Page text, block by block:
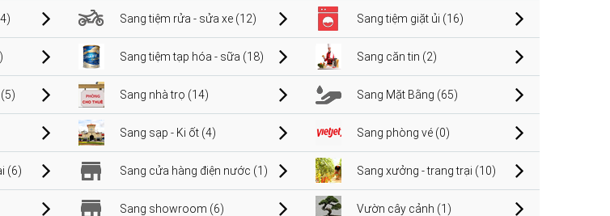
Sang tiệm rửa - sửa xe (12) Sang tiệm giặt ủi (16)
Sang tiệm tạp hóa - sữa (18) Sang căn tin (2)
Sang nhà trọ (14) Sang Mặt Bằng (65)
Sang sạp - Ki ốt (4) Sang phòng vé (0)
(6) Sang cửa hàng điện nước (1) Sang xưởng - trang trại (10)
Sang showroom (6) Vườn cây cảnh (1)